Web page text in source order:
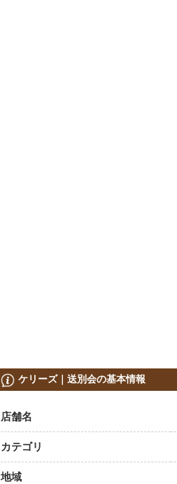
ケリーズ｜送別会の基本情報
店舗名
カテゴリ
地域